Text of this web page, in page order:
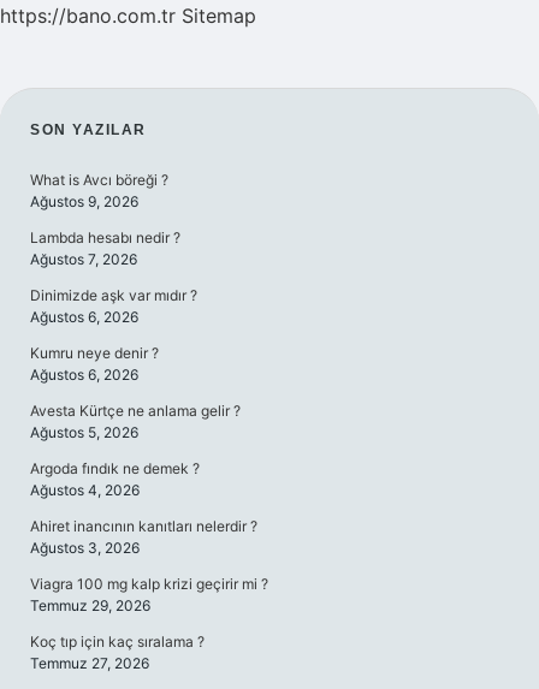
https://bano.com.tr Sitemap
SIDEBAR
SON YAZILAR
What is Avcı böreği ?
Ağustos 9, 2026
Lambda hesabı nedir ?
Ağustos 7, 2026
Dinimizde aşk var mıdır ?
Ağustos 6, 2026
Kumru neye denir ?
Ağustos 6, 2026
Avesta Kürtçe ne anlama gelir ?
Ağustos 5, 2026
Argoda fındık ne demek ?
Ağustos 4, 2026
Ahiret inancının kanıtları nelerdir ?
Ağustos 3, 2026
Viagra 100 mg kalp krizi geçirir mi ?
Temmuz 29, 2026
Koç tıp için kaç sıralama ?
Temmuz 27, 2026